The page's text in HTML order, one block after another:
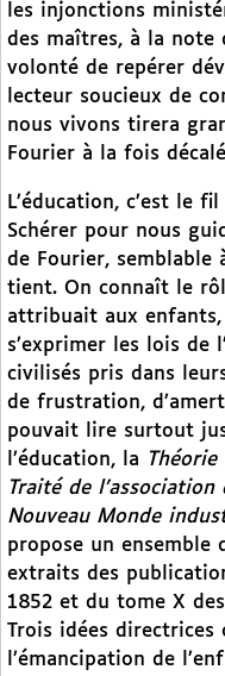
les injonctions
des maîtres, à la note
volonté de repérer
lecteur soucieux de
nous vivons tirera
Fourier à la fois
L’éducation, c’est le
Schérer pour nous
de Fourier,
tient. On connaît le
attribuait aux enfants,
s’exprimer les lois de
civilisés pris dans
de frustration,
pouvait lire surtout
l’éducation, la
Traité de
Nouveau Monde
propose un ensemble
extraits des
1852 et du tome X
Trois idées directrices
l’émancipation de